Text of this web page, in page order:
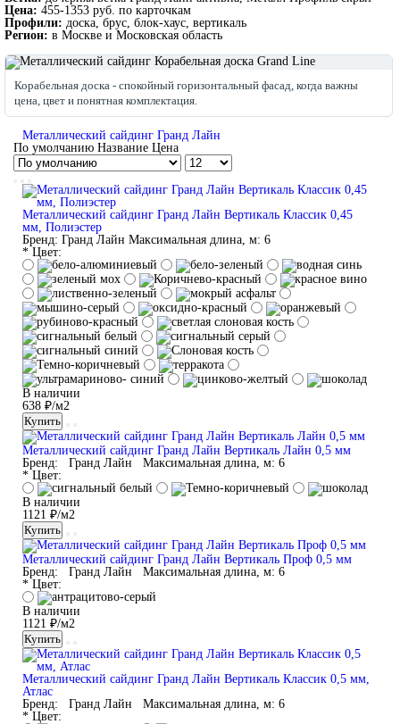
Цена: 455-1353 руб. по карточкам
Профили: доска, брус, блок-хаус, вертикаль
Регион: в Москве и Московская область
Корабельная доска - спокойный горизонтальный фасад, когда важны
цена, цвет и понятная комплектация.
Металлический сайдинг Гранд Лайн
По умолчанию Название Цена
Металлический сайдинг Гранд Лайн Вертикаль Классик 0,45
мм, Полиэстер
Бренд: Гранд Лайн Максимальная длина, м: 6
* Цвет:
В наличии
638 ₽/м2
Купить
Металлический сайдинг Гранд Лайн Вертикаль Лайн 0,5 мм
Бренд:
Гранд Лайн Максимальная длина, м: 6
* Цвет:
В наличии
1121 ₽/м2
Купить
Металлический сайдинг Гранд Лайн Вертикаль Проф 0,5 мм
Бренд:
Гранд Лайн Максимальная длина, м: 6
* Цвет:
В наличии
1121 ₽/м2
Купить
Металлический сайдинг Гранд Лайн Вертикаль Классик 0,5 мм,
Атлас
Бренд:
Гранд Лайн Максимальная длина, м: 6
* Цвет: